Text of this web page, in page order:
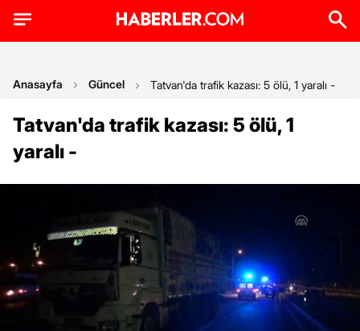
Anasayfa Güncel Tatvan'da trafik kazası: 5 ölü, 1 yaralı -
Tatvan'da trafik kazası: 5 ölü, 1
yaralı -